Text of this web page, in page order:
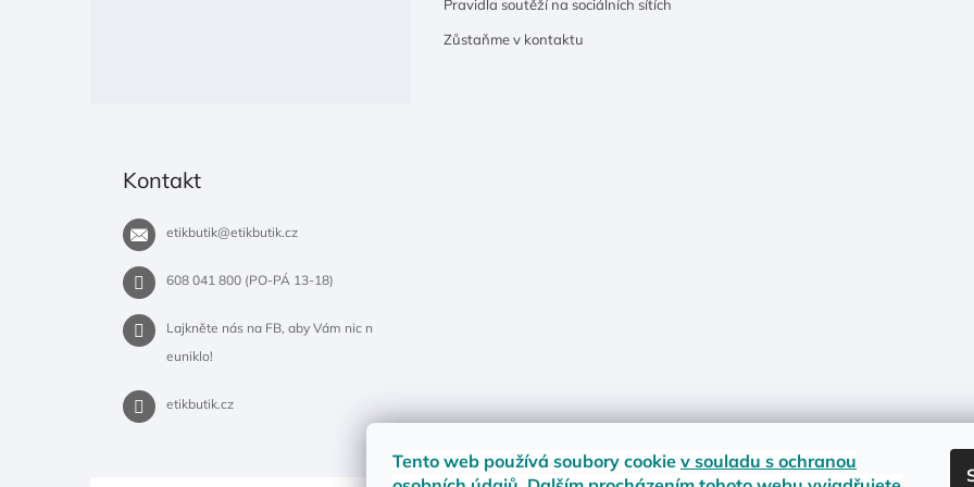
Tento web používá soubory cookie v souladu s ochranou
Pravidla soutěží na sociálních sítích
Zůstaňme v kontaktu
Kontakt
etikbutik@etikbutik.cz
608 041 800 (PO-PÁ 13-18)
Lajkněte nás na FB, aby Vám nic n
euniklo!
etikbutik.cz